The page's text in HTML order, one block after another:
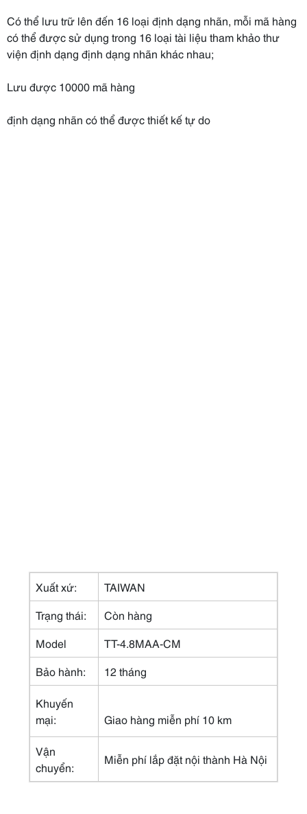
Có thể lưu trữ lên đến 16 loại định dạng nhãn, mỗi mã hàng
có thể được sử dụng trong 16 loại tài liệu tham khảo thư
viện định dạng định dạng nhãn khác nhau;
Lưu được 10000 mã hàng
định dạng nhãn có thể được thiết kế tự do
Xuất xứ:
TAIWAN
Trạng thái:
Còn hàng
Model
TT-4.8MAA-CM
Bảo hành:
12 tháng
Khuyến
mại:
Giao hàng miễn phí 10 km
Vận
chuyển:
Miễn phí lắp đặt nội thành Hà Nội